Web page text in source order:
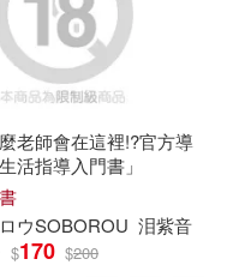
介(15)
(87)
老師會在這裡!?官方導
活指導入門書」
ウSOBOROU 泪紫音
$170 $200